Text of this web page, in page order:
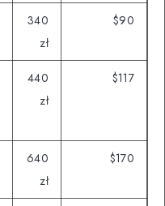
340
zł
$90
440
zł
$117
640
zł
$170